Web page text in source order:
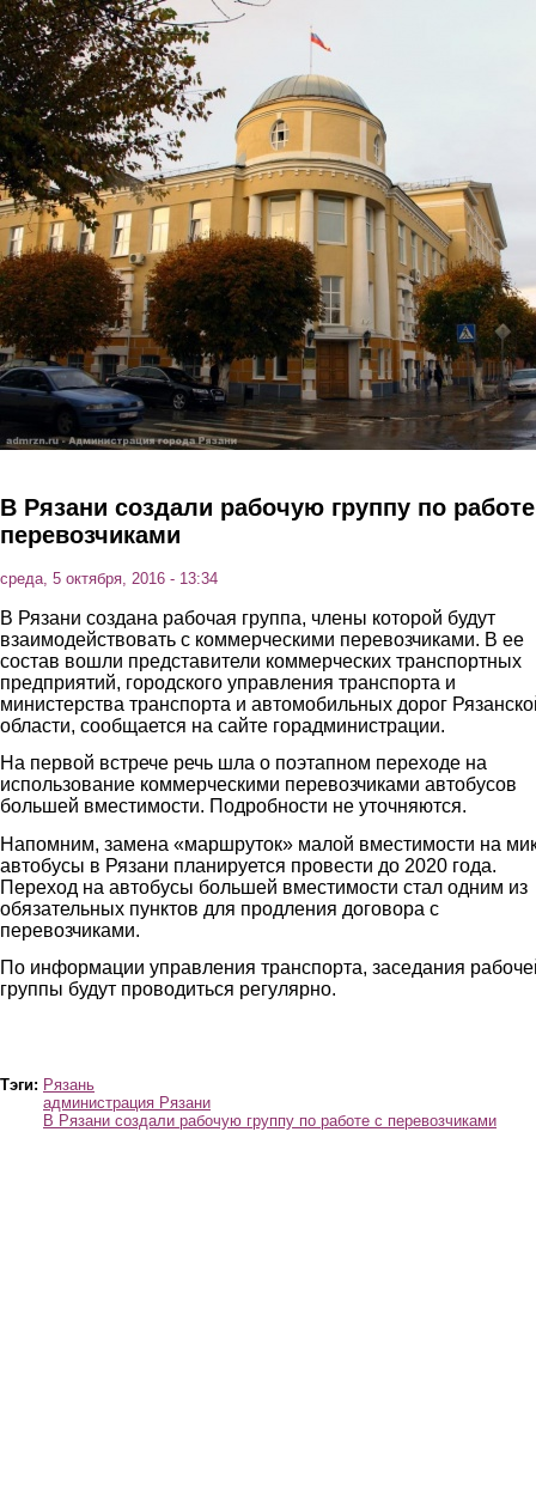
Перейти к основному содержанию
В Рязани создали рабочую группу по
перевозчиками
среда, 5 октября, 2016 - 13:34
В Рязани создана рабочая группа, члены которой будут
взаимодействовать с коммерческими перевозчиками. В ее
состав вошли представители коммерческих транспортных
предприятий, городского управления транспорта и
министерства транспорта и автомобильных дорог
области, сообщается на сайте горадминистрации.
На первой встрече речь шла о поэтапном переходе на
использование коммерческими перевозчиками автобусов
большей вместимости. Подробности не уточняются.
Напомним, замена «маршруток» малой вместимости на
автобусы в Рязани планируется провести до 2020 года.
Переход на автобусы большей вместимости стал одним из
обязательных пунктов для продления договора с
перевозчиками.
По информации управления транспорта, заседания
группы будут проводиться регулярно.
Тэги: Рязань
администрация Рязани
В Рязани создали рабочую группу по работе с перевозчиками